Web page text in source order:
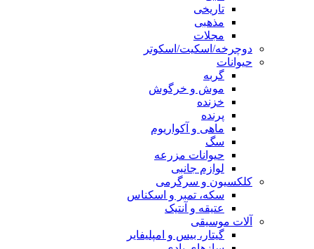
تاریخی
مذهبی
مجلات
دوچرخه/اسکیت/اسکوتر
حیوانات
گربه
موش و خرگوش
خزنده
پرنده
ماهی و آکواریوم
سگ
حیوانات مزرعه
لوازم جانبی
کلکسیون و سرگرمی
سکه، تمبر و اسکناس
عتیقه و آنتیک
آلات موسیقی
گیتار، بیس و امپلیفایر